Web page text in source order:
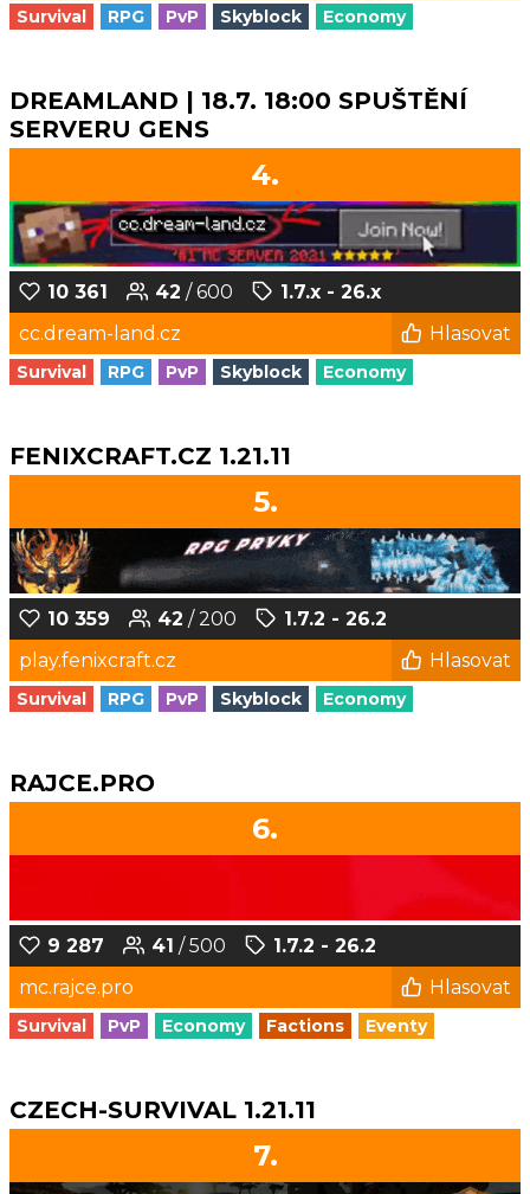
Survival RPG PvP Skyblock Economy
DREAMLAND | 18.7. 18:00 SPUŠTĚNÍ
SERVERU GENS
4.
10 361 42 / 600
1.7.x - 26.x
cc.dream-land.cz
Hlasovat
Survival RPG PvP Skyblock Economy
FENIXCRAFT.CZ 1.21.11
5.
10 359 42 / 200
1.7.2 - 26.2
play.fenixcraft.cz
Hlasovat
Survival RPG PvP Skyblock Economy
RAJCE.PRO
6.
9 287 41 / 500
1.7.2 - 26.2
mc.rajce.pro
Hlasovat
Survival PvP Economy Factions Eventy
CZECH-SURVIVAL 1.21.11
7.